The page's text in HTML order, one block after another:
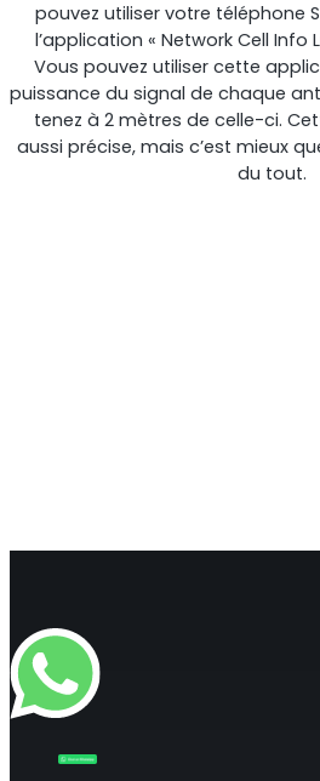
pouvez utiliser votre téléphone
l’application « Network Cell Info
Vous pouvez utiliser cette
puissance du signal de chaque
tenez à 2 mètres de celle-ci.
aussi précise, mais c’est mieux
du tout.